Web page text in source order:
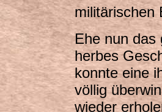
militärischen
Ehe nun das
herbes
konnte eine
völlig
wieder